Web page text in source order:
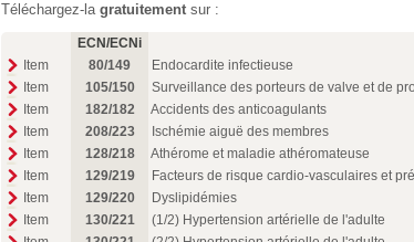
Téléchargez-la gratuitement sur :
ECN/ECNi
Item
80/149
Endocardite infectieuse
Item
105/150
Surveillance des porteurs de valve et de
Item
182/182
Accidents des anticoagulants
Item
208/223
Ischémie aiguë des membres
Item
128/218
Athérome et maladie athéromateuse
Item
129/219
Facteurs de risque cardio-vasculaires et
Item
129/220
Dyslipidémies
Item
130/221
(1/2) Hypertension artérielle de l'adulte